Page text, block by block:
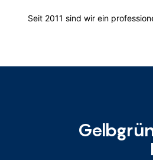
Seit 2011 sind wir ein